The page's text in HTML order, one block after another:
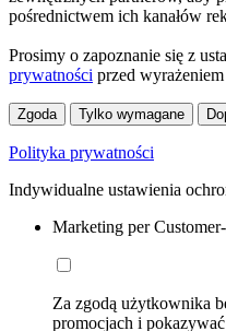
pośrednictwem ich kanałów
Prosimy o zapoznanie się z
prywatności przed
Zgoda Tylko wymagane
Polityka prywatności
Indywidualne ustawienia
Marketing per
Za zgodą użytkownika
promocjach i